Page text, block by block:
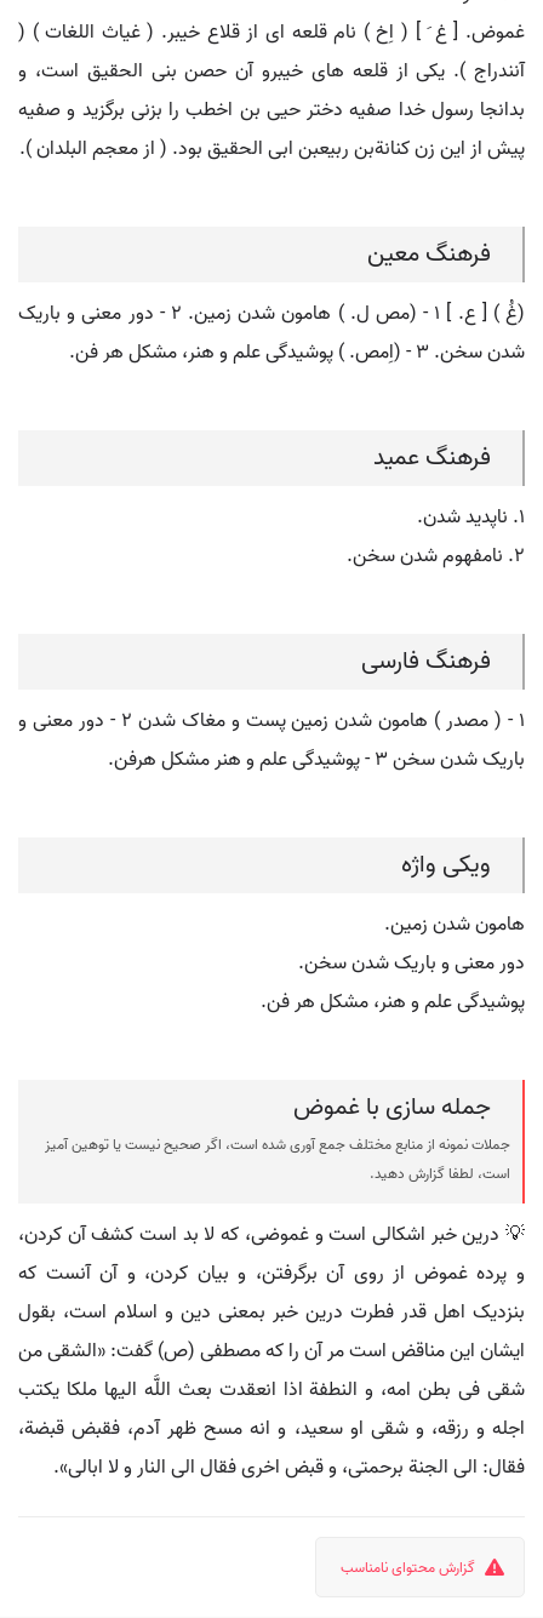
غموض. [ غ َ ] ( اِخ ) نام قلعه ای از قلاع خیبر. ( غیاث اللغات ) (
آنندراج ). یکی از قلعه های خیبرو آن حصن بنی الحقیق است، و
بدانجا رسول خدا صفیه دختر حیی بن اخطب را بزنی برگزید و صفیه
پیش از این زن کنانةبن ربیعبن ابی الحقیق بود. ( از معجم البلدان ).
فرهنگ معین
(غُ ) [ ع. ] ۱ - (مص ل. ) هامون شدن زمین. ۲ - دور معنی و باریک
شدن سخن. ۳ - (اِمص. ) پوشیدگی علم و هنر، مشکل هر فن.
فرهنگ عمید
۱. ناپدید شدن.
۲. نامفهوم شدن سخن.
فرهنگ فارسی
۱ - ( مصدر ) هامون شدن زمین پست و مغاک شدن ۲ - دور معنی و
باریک شدن سخن ۳ - پوشیدگی علم و هنر مشکل هرفن.
ویکی واژه
هامون شدن زمین.
دور معنی و باریک شدن سخن.
پوشیدگی علم و هنر، مشکل هر فن.
جمله سازی با غموض
جملات نمونه از منابع مختلف جمع آوری شده است، اگر صحیح نیست یا توهین آمیز
است، لطفا گزارش دهید.
💡 درین خبر اشکالی است و غموضی، که لا بد است کشف آن کردن،
و پرده غموض از روی آن برگرفتن، و بیان کردن، و آن آنست که
بنزدیک اهل قدر فطرت درین خبر بمعنی دین و اسلام است، بقول
ایشان این مناقض است مر آن را که مصطفی (ص) گفت: «الشقی من
شقی فی بطن امه، و النطفة اذا انعقدت بعث اللَّه الیها ملکا یکتب
اجله و رزقه، و شقی او سعید، و انه مسح ظهر آدم، فقبض قبضة،
فقال: الی الجنة برحمتی، و قبض اخری فقال الی النار و لا ابالی».
گزارش محتوای نامناسب